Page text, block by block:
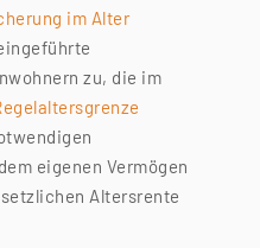
im Alter
zu, die im
eigenen Vermögen
Altersrente